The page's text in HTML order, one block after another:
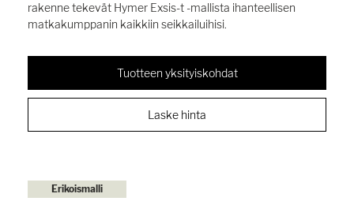
rakenne tekevät Hymer Exsis-t -mallista ihanteellisen
matkakumppanin kaikkiin seikkailuihisi.
Tuotteen yksityiskohdat
Laske hinta
Erikoismalli